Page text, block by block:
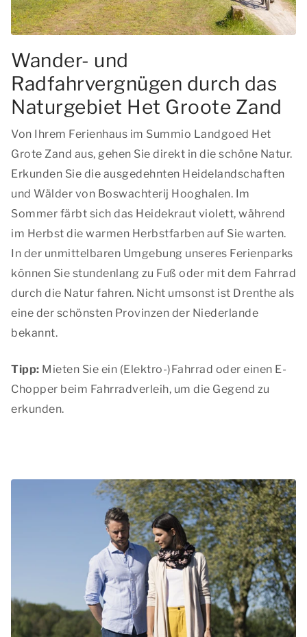
Wander- und
Radfahrvergnügen durch das
Naturgebiet Het Groote Zand
Von Ihrem Ferienhaus im Summio Landgoed Het
Grote Zand aus, gehen Sie direkt in die schöne Natur.
Erkunden Sie die ausgedehnten Heidelandschaften
und Wälder von Boswachterij Hooghalen. Im
Sommer färbt sich das Heidekraut violett, während
im Herbst die warmen Herbstfarben auf Sie warten.
In der unmittelbaren Umgebung unseres Ferienparks
können Sie stundenlang zu Fuß oder mit dem Fahrrad
durch die Natur fahren. Nicht umsonst ist Drenthe als
eine der schönsten Provinzen der Niederlande
bekannt.
Tipp: Mieten Sie ein (Elektro-)Fahrrad oder einen E-
Chopper beim Fahrradverleih, um die Gegend zu
erkunden.